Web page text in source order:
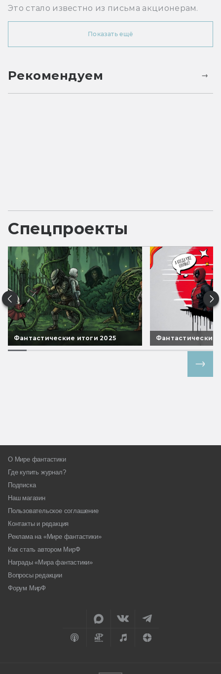
Это стало известно из письма акционерам.
Показать ещё
Рекомендуем
Спецпроекты
Фантастические итоги 2025 Фантастические
О Мире фантастики
Где купить журнал?
Подписка
Наш магазин
Пользовательское соглашение
Контакты и редакция
Реклама на «Мире фантастики»
Как стать автором МирФ
Награды «Мира фантастики»
Вопросы редакции
Форум МирФ